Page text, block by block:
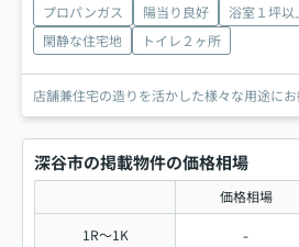
プロパンガス 陽当り良好 浴室１坪以
閑静な住宅地
トイレ２ヶ所
店舗兼住宅の造りを活かした様々な用途にお
深谷市の掲載物件の価格相場
価格相場
1R～1K -